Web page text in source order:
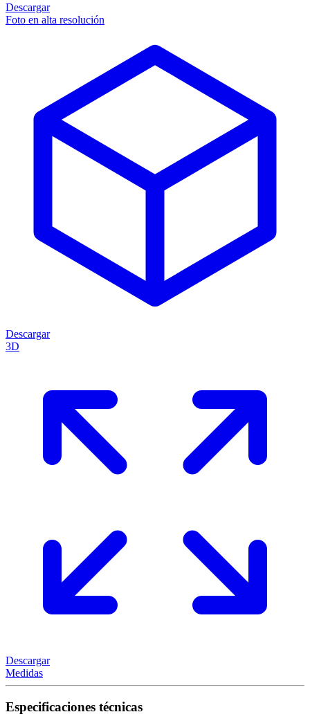
Descargar
Foto en alta resolución
Descargar
3D
Descargar
Medidas
Especificaciones técnicas